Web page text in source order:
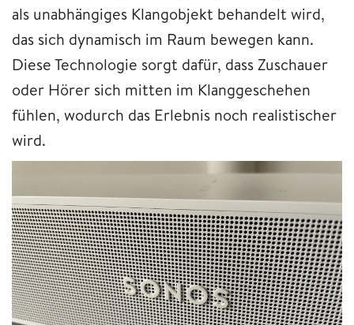
als unabhängiges Klangobjekt behandelt wird,
das sich dynamisch im Raum bewegen kann.
Diese Technologie sorgt dafür, dass Zuschauer
oder Hörer sich mitten im Klanggeschehen
fühlen, wodurch das Erlebnis noch realistischer
wird.